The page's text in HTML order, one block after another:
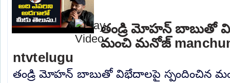
తండ్రి మోహన్ బాబుతో
మంచి మనోజ్
ntvtelugu
తండ్రి మోహన్ బాబుతో విభేదాలపై స్పందించిన